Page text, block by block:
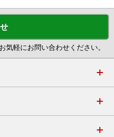
気軽にお問い合わせください。